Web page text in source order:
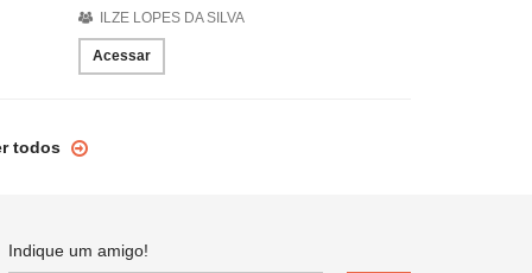
ILZE LOPES DA SILVA
Acessar
todos
Indique um amigo!